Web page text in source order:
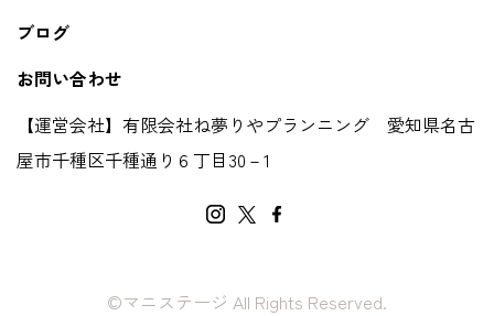
ブログ
お問い合わせ
【運営会社】有限会社ね夢りやプランニング 愛知県名古
屋市千種区千種通り６丁目30－1
©マニステージ All Rights Reserved.